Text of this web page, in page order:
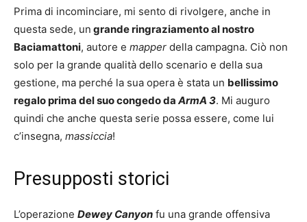
Prima di incominciare, mi sento di rivolgere, anche in
questa sede, un grande ringraziamento al nostro
Baciamattoni, autore e mapper della campagna. Ciò non
solo per la grande qualità dello scenario e della sua
gestione, ma perché la sua opera è stata un bellissimo
regalo prima del suo congedo da ArmA 3. Mi auguro
quindi che anche questa serie possa essere, come lui
c’insegna, massiccia!
Presupposti storici
L’operazione Dewey Canyon fu una grande offensiva